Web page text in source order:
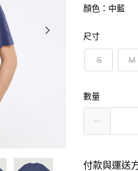
顏色：中藍
尺寸
S M
數量
付款與運送